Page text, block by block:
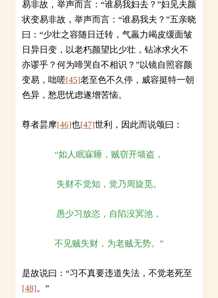
易非故，举声而言：“谁易我妇去？”妇见夫颜
状变易非故，举声而言：“谁易我夫？”五亲晓
曰：“少壮之容随日迁转，气羸力竭皮缓面皱
日异日变，以老朽颜望比少壮，钻冰求火不
亦谬乎？何为啼哭自不相识？”以镜自照容颜
变易，咄嗟[45]老至色不久停，威容挺特一朝
色异，愁思忧虑遂增苦恼。
尊者昙摩[46]也[47]世利，因此而说颂曰：
“如人眠寐睡，贼窃开墙盗，
失财不觉知，觉乃周旋觅。
愚少习放恣，自陷没冥池，
不见贼失财，为老贼无势。”
是故说曰：“习不真要违道失法，不觉老死至
[48]。”